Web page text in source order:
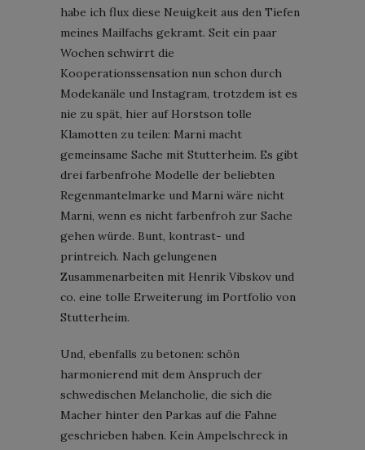
habe ich flux diese Neuigkeit aus den Tiefen
meines Mailfachs gekramt. Seit ein paar
Wochen schwirrt die
Kooperationssensation nun schon durch
Modekanäle und Instagram, trotzdem ist es
nie zu spät, hier auf Horstson tolle
Klamotten zu teilen: Marni macht
gemeinsame Sache mit Stutterheim. Es gibt
drei farbenfrohe Modelle der beliebten
Regenmantelmarke und Marni wäre nicht
Marni, wenn es nicht farbenfroh zur Sache
gehen würde. Bunt, kontrast- und
printreich. Nach gelungenen
Zusammenarbeiten mit Henrik Vibskov und
co. eine tolle Erweiterung im Portfolio von
Stutterheim.
Und, ebenfalls zu betonen: schön
harmonierend mit dem Anspruch der
schwedischen Melancholie, die sich die
Macher hinter den Parkas auf die Fahne
geschrieben haben. Kein Ampelschreck in